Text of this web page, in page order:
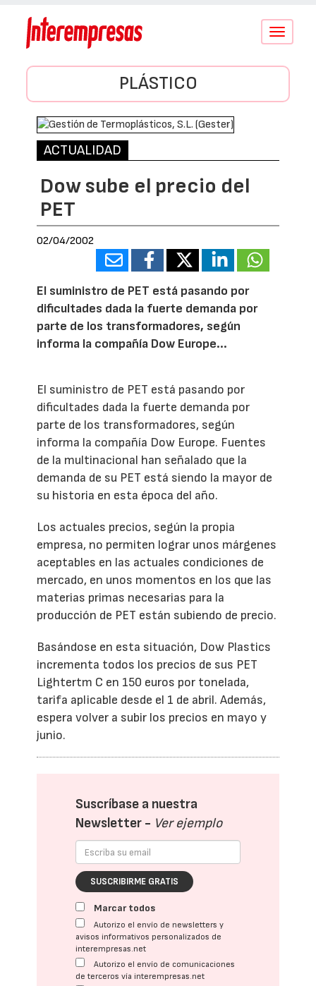
Conmutar
PLÁSTICO
ACTUALIDAD
Dow sube el precio del
PET
02/04/2002
El suministro de PET está pasando por
dificultades dada la fuerte demanda por
parte de los transformadores, según
informa la compañía Dow Europe...
El suministro de PET está pasando por
dificultades dada la fuerte demanda por
parte de los transformadores, según
informa la compañía Dow Europe. Fuentes
de la multinacional han señalado que la
demanda de su PET está siendo la mayor de
su historia en esta época del año.
Los actuales precios, según la propia
empresa, no permiten lograr unos márgenes
aceptables en las actuales condiciones de
mercado, en unos momentos en los que las
materias primas necesarias para la
producción de PET están subiendo de precio.
Basándose en esta situación, Dow Plastics
incrementa todos los precios de sus PET
Lightertm C en 150 euros por tonelada,
tarifa aplicable desde el 1 de abril. Además,
espera volver a subir los precios en mayo y
junio.
Suscríbase a nuestra
Newsletter - Ver ejemplo
SUSCRIBIRME GRATIS
Marcar todos
Autorizo el envío de newsletters y
avisos informativos personalizados de
interempresas.net
Autorizo el envío de comunicaciones
de terceros vía interempresas.net